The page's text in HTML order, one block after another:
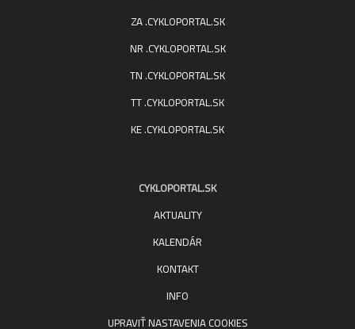
ZA .CYKLOPORTAL.SK
NR .CYKLOPORTAL.SK
TN .CYKLOPORTAL.SK
TT .CYKLOPORTAL.SK
KE .CYKLOPORTAL.SK
CYKLOPORTAL.SK
AKTUALITY
KALENDÁR
KONTAKT
INFO
UPRAVIŤ NASTAVENIA COOKIES